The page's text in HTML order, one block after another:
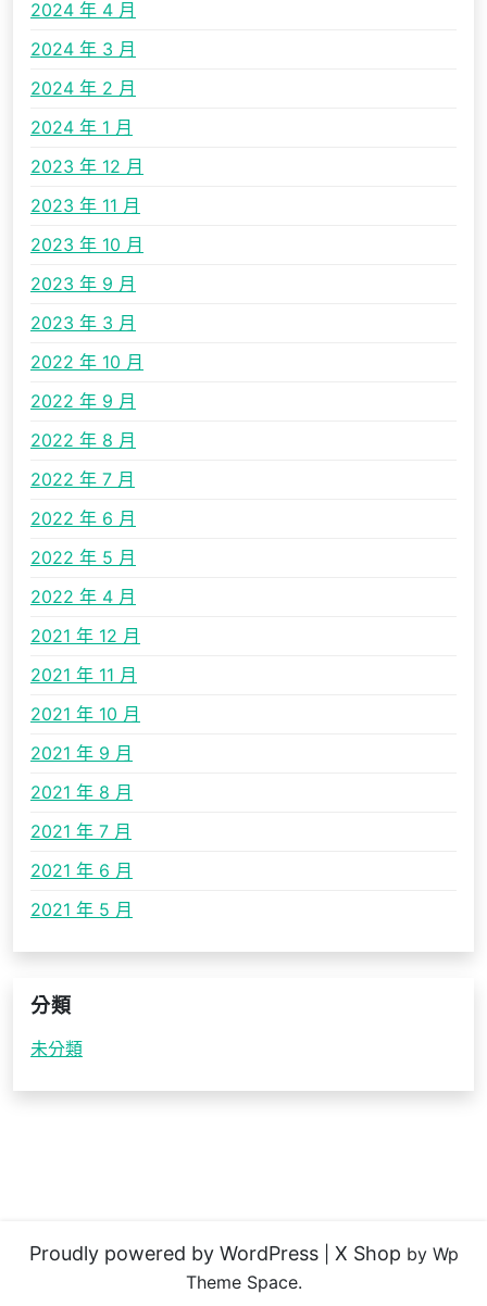
2024 年 4 月
2024 年 3 月
2024 年 2 月
2024 年 1 月
2023 年 12 月
2023 年 11 月
2023 年 10 月
2023 年 9 月
2023 年 3 月
2022 年 10 月
2022 年 9 月
2022 年 8 月
2022 年 7 月
2022 年 6 月
2022 年 5 月
2022 年 4 月
2021 年 12 月
2021 年 11 月
2021 年 10 月
2021 年 9 月
2021 年 8 月
2021 年 7 月
2021 年 6 月
2021 年 5 月
分類
未分類
Proudly powered by WordPress X Shop by Wp
Theme Space.